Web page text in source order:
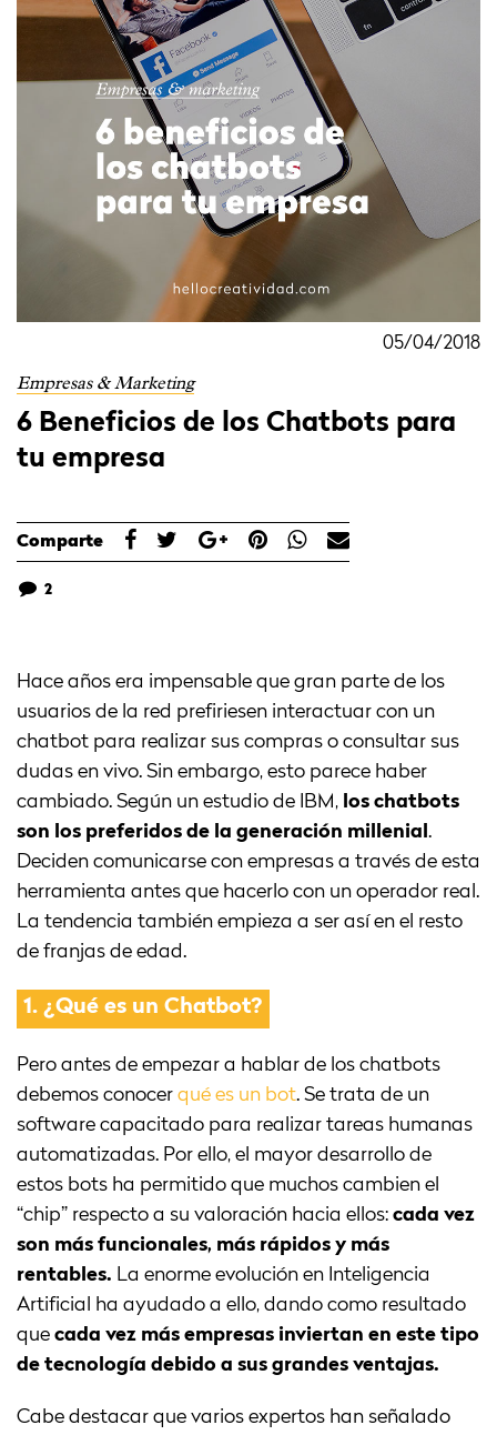
05/04/2018
Empresas & Marketing
6 Beneficios de los Chatbots para
tu empresa
Comparte
2
Hace años era impensable que gran parte de los
usuarios de la red prefiriesen interactuar con un
chatbot para realizar sus compras o consultar sus
dudas en vivo. Sin embargo, esto parece haber
cambiado. Según un estudio de IBM, los chatbots
son los preferidos de la generación millenial .
Deciden comunicarse con empresas a través de esta
herramienta antes que hacerlo con un operador real.
La tendencia también empieza a ser así en el resto
de franjas de edad.
1. ¿Qué es un Chatbot?
Pero antes de empezar a hablar de los chatbots
debemos conocer qué es un bot. Se trata de un
software capacitado para realizar tareas humanas
automatizadas. Por ello, el mayor desarrollo de
estos bots ha permitido que muchos cambien el
“chip” respecto a su valoración hacia ellos: cada vez
son más funcionales, más rápidos y más
rentables. La enorme evolución en Inteligencia
Artificial ha ayudado a ello, dando como resultado
que cada vez más empresas inviertan en este tipo
de tecnología debido a sus grandes ventajas.
Cabe destacar que varios expertos han señalado